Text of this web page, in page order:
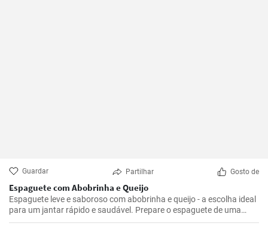
Guardar Partilhar Gosto de
Espaguete com Abobrinha e Queijo
Espaguete leve e saboroso com abobrinha e queijo - a escolha ideal
para um jantar rápido e saudável. Prepare o espaguete de uma
maneira diferente e aproveite esta excelente combinação de